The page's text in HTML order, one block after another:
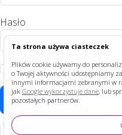
Ta strona używa ciasteczek
Plików cookie używamy do
o Twojej aktywności udostępniamy
innymi informacjami zebranymi w
jak Google wykorzystuje dane, lub
pozostałych partnerów.
Hasło
Zapamiętaj